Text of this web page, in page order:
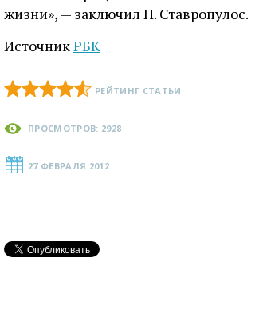
жизни», — заключил Н. Ставропулос.
ИсточникРБК
РЕЙТИНГ СТАТЬИ
ПРОСМОТРОВ: 2928
27 ФЕВРАЛЯ 2012